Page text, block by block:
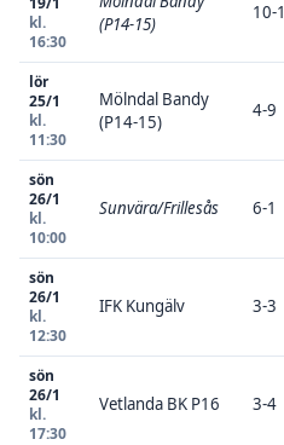
kl.
16:30
(P14-15)
10-1
lör
25/1
kl.
11:30
Mölndal Bandy
(P14-15)
4-9
sön
26/1
kl.
10:00
Sunvära/Frillesås 6-1
sön
26/1
kl.
12:30
IFK Kungälv 3-3
sön
26/1
kl.
17:30
Vetlanda BK P16 3-4